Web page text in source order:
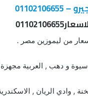
من ليموزين مصر .
و دهب , العربية